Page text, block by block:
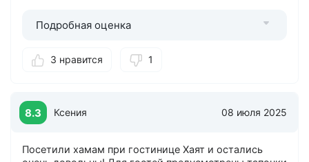
Подробная оценка
3 нравится 1
8.3 Ксения 08 июля 2025
Посетили хамам при гостинице Хаят и остались